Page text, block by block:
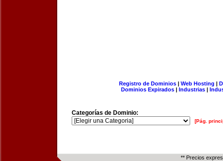
Registro de Dominios| Web Hosting |
Dominios Expirados | Industrias |
Categorías de Dominio:
[Pág.
** Precios